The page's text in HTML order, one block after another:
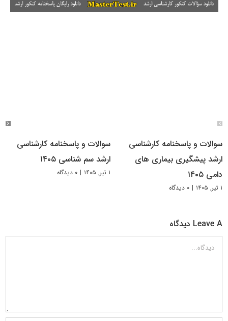
سوالات و پاسخنامه کارشناسی
ارشد پیشگیری بیماری های
دامی ۱۴۰۵
۱ تیر, ۱۴۰۵ | ۰ دیدگاه
سوالات و پاسخنامه کارشناسی
ارشد سم شناسی ۱۴۰۵
۱ تیر, ۱۴۰۵ | ۰ دیدگاه
Leave A دیدگاه
دیدگاه